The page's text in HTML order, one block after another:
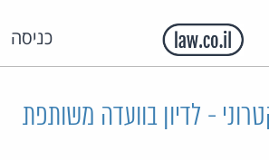
כניסה
- לדיון בוועדה משותפת